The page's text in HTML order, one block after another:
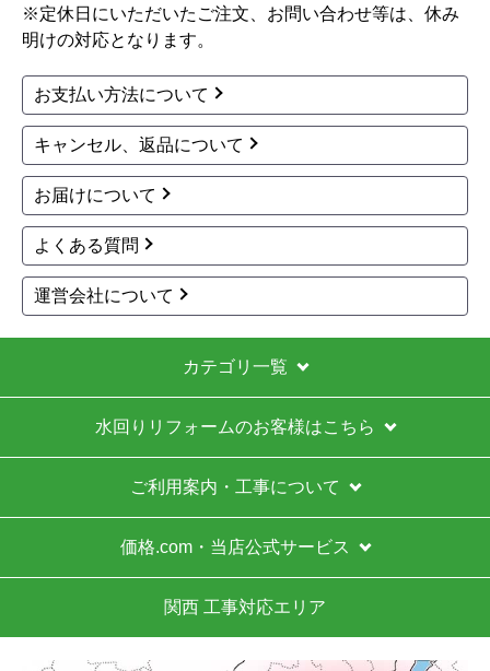
※定休日にいただいたご注文、お問い合わせ等は、休み
明けの対応となります。
お支払い方法について
キャンセル、返品について
お届けについて
よくある質問
運営会社について
カテゴリ一覧
水回りリフォームのお客様はこちら
ご利用案内・工事について
価格.com・当店公式サービス
関西 工事対応エリア